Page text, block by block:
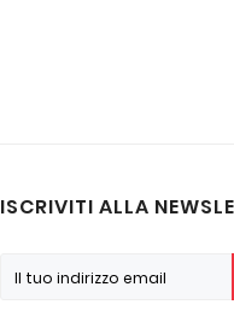
ISCRIVITI ALLA